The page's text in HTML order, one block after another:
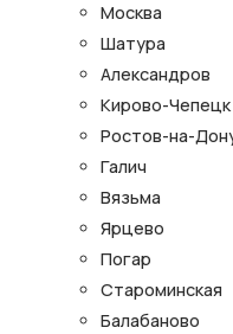
Москва
Шатура
Александров
Кирово-Чепецк
Ростов-на-
Галич
Вязьма
Ярцево
Погар
Староминская
Балабаново